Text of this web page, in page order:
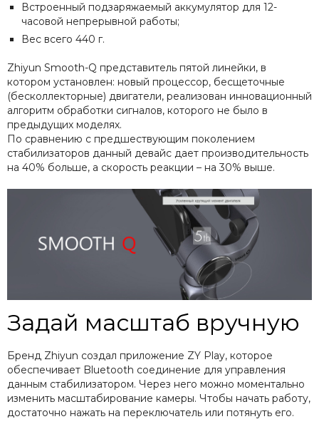
Встроенный подзаряжаемый аккумулятор для 12-
часовой непрерывной работы;
Вес всего 440 г.
Zhiyun Smooth-Q представитель пятой линейки, в
котором установлен: новый процессор, бесщеточные
(бесколлекторные) двигатели, реализован инновационный
алгоритм обработки сигналов, которого не было в
предыдущих моделях.
По сравнению с предшествующим поколением
стабилизаторов данный девайс дает производительность
на 40% больше, а скорость реакции – на 30% выше.
Задай масштаб вручную
Бренд Zhiyun создал приложение ZY Play, которое
обеспечивает Bluetooth соединение для управления
данным стабилизатором. Через него можно моментально
изменить масштабирование камеры. Чтобы начать работу,
достаточно нажать на переключатель или потянуть его.